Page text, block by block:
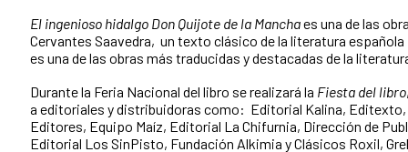
El ingenioso hidalgo Don Quijote de la Manchaes una de las
Cervantes Saavedra, un texto clásico de la literatura
es una de las obras más traducidas y destacadas de la
Durante la Feria Nacional del libro se realizará la Fiesta del libro
a editoriales y distribuidoras como: Editorial Kalina,
Editores, Equipo Maíz, Editorial La Chifurnia, Dirección de
Editorial Los SinPisto, Fundación Alkimia y Clásicos Roxil,